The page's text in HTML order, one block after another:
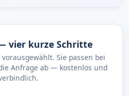
vier kurze Schritte
Sie passen bei
Anfrage ab — kostenlos und